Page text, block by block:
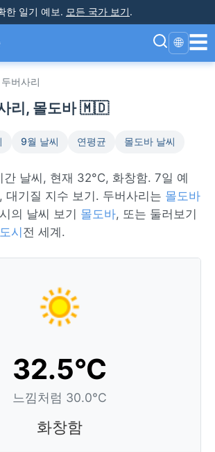
한 일기 예보. 모든 국가 보기.
🌐 ☰
두버사리
리, 몰도바 🇲🇩
9월 날씨 연평균 몰도바 날씨
간 날씨, 현재 32°C, 화창함. 7일 예
대기질 지수 보기. 두버사리는 몰도바
의 날씨 보기 몰도바, 또는 둘러보기
시 전 세계.
32.5°C
느낌처럼 30.0°C
화창함